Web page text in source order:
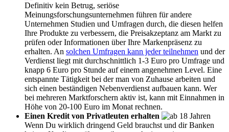
Definitiv kein Betrug, seriöse
Meinungsforschungsunternehmen führen für andere
Unternehmen Studien und Umfragen durch, die diesen helfen
Ihre Produkte zu verbessern, die Preisakzeptanz am Markt zu
prüfen oder Informationen über Ihre Markenpräsenz zu
erhalten. An solchen Umfragen kann jeder teilnehmen und der
Verdienst liegt mit durchschnittlich 1-3 Euro pro Umfrage und
knapp 6 Euro pro Stunde auf einem angenehmen Level. Eine
entspannte Tätigkeit bei der man von Zuhause arbeiten und
sich einen beständigen Nebenverdienst aufbauen kann. Wer
bei mehreren Marktforschern aktiv ist, kann mit Einnahmen in
Höhe von 20-100 Euro im Monat rechnen.
Einen Kredit von Privatleuten erhalten
Wenn Du wirklich dringend Geld brauchst und dir Banken